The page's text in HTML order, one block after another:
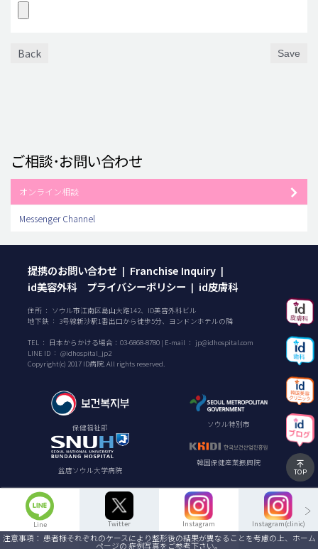
Back Save
ご相談･お問い合わせ
オンライン相談
Messenger Channel
Line Twitter Instagram Instagram(clinic)
提携のお問い合わせ | Franchise Inquiry |
id美容外科 プライバシーポリシー | id皮膚科
住所 ： ソウル市江南区島山大路142、ID美容外科ビル
地下鉄 ： 3号線新沙駅1番出口から徒歩5分、ヨンドンホテルの隣
TEL ： 日本からかける場合： 03-6868-8780 | E-mail ： jp@idhospital.com
LINE ID ： @idhospital_jp2
Copyright(c) 2017 ID病院. All rights reserved.
保健福祉部 ソウル特別市
盆唐ソウル大学病院
韓国保健産業振興院
TOP
注意事項： 患者様それぞれのケースにより整形後の結果が異なることを考慮の上、ホーム
ページの 症例写真をご参考下さい。